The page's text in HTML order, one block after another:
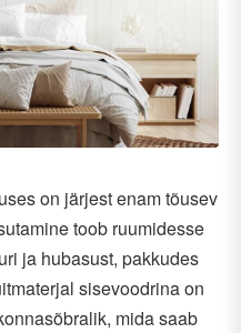
on järjest enam tõusev
toob ruumidesse
ja hubasust, pakkudes
sisevoodrina on
mida saab